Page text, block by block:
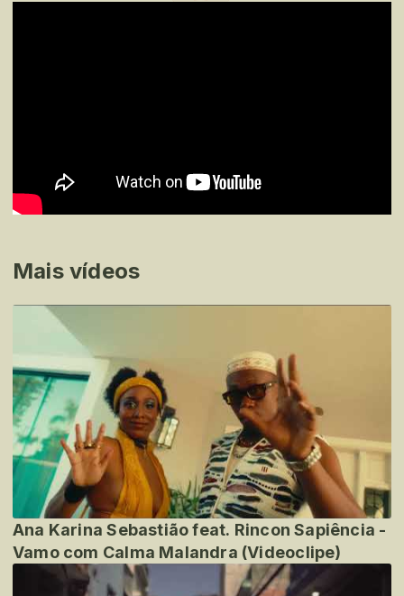
Mais vídeos
Ana Karina Sebastião feat. Rincon Sapiência -
Vamo com Calma Malandra (Videoclipe)